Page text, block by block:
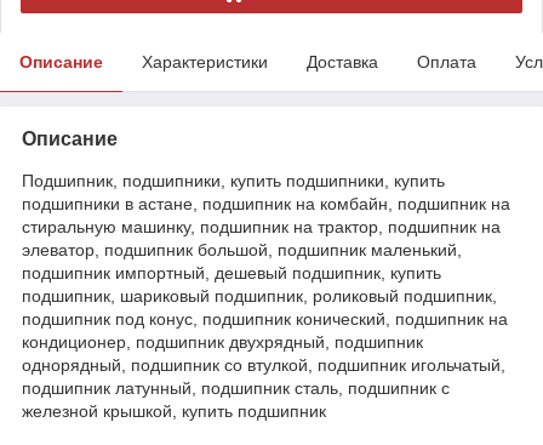
Описание Характеристики Доставка Оплата
Описание
Подшипник, подшипники, купить подшипники, купить
подшипники в астане, подшипник на комбайн, подшипник на
стиральную машинку, подшипник на трактор, подшипник на
элеватор, подшипник большой, подшипник маленький,
подшипник импортный, дешевый подшипник, купить
подшипник, шариковый подшипник, роликовый подшипник,
подшипник под конус, подшипник конический, подшипник на
кондиционер, подшипник двухрядный, подшипник
однорядный, подшипник со втулкой, подшипник игольчатый,
подшипник латунный, подшипник сталь, подшипник с
железной крышкой, купить подшипник